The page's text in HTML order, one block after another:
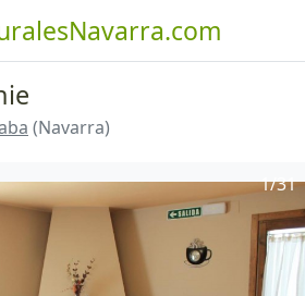
(Navarra)
1/31